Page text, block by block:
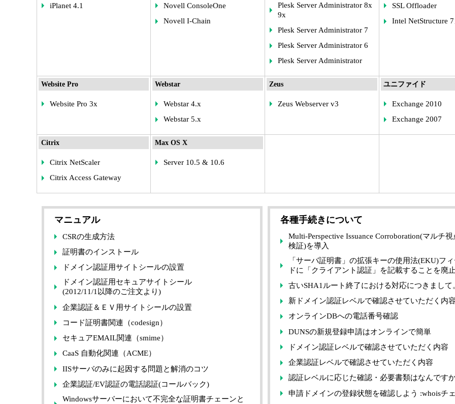
iPlanet 4.1
Novell ConsoleOne
Novell I-Chain
Plesk Server Administrator 8x
9x
Plesk Server Administrator 7
Plesk Server Administrator 6
Plesk Server Administrator
SSL Offloader
Intel NetStructure
Website Pro
Website Pro 3x
Webstar
Webstar 4.x
Webstar 5.x
Zeus
Zeus Webserver v3
ユニファイド
Exchange 2010
Exchange 2007
Citrix
Citrix NetScaler
Citrix Access Gateway
Max OS X
Server 10.5 & 10.6
マニュアル
CSRの生成方法
証明書のインストール
ドメイン認証用サイトシールの設置
ドメイン認証用セキュアサイトシール
(2012/11/1以降のご注文より)
企業認証＆ＥＶ用サイトシールの設置
コード証明書関連（codesign）
セキュアEMAIL関連（smime）
CaaS 自動化関連（ACME）
IISサーバのみに起因する問題と解消のコツ
企業認証/EV認証の電話認証(コールバック)
Windowsサーバーにおいて不完全な証明書チェーンと
各種手続きについて
Multi-Perspective Issuance Corroboration(マルチ
検証)を導入
「サーバ証明書」の拡張キーの使用法(EKU)フ
ドに「クライアント認証」を記載することを廃止
古いSHA1ルート終了における対応につきまして
新ドメイン認証レベルで確認させていただく内容
オンラインDBへの電話番号確認
DUNSの新規登録申請はオンラインで簡単
ドメイン認証レベルで確認させていただく内容
企業認証レベルで確認させていただく内容
認証レベルに応じた確認・必要書類はなんです
申請ドメインの登録状態を確認しよう :whoisチ